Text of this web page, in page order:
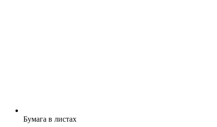
Бумага в листах